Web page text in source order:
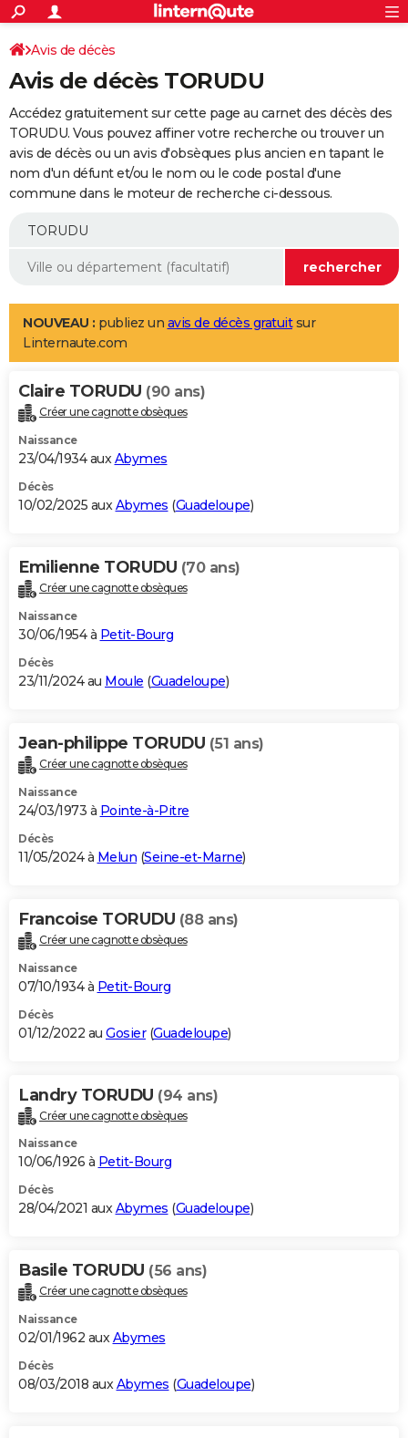
ACTUALITÉS
Politique
Société
Faits Divers
Education
Monde
Villes
+
SPORT
Coupe du monde 2026
Football
Tennis
Cyclisme
Rugby
Forum
Programme TV
TNT
Streaming
Cinéma
Sorties cinéma
Musique
+
FINANCE
Retraite
Epargne
Immobilier
Risques naturels par ville
Banque
Assurance
AUTO
Essais
Réserver un essai
Citadines
Berlines
SUV
Forum auto
+
Mobiles
Meilleur smartphone
Internet
Ordinateurs
Jeux vidéo
Guide high-tech
Aménagement intérieur
LIFESTYLE
Art de vivre
Bien-être
Loisirs
Mode
Modes de vie
Alimentation
Guide de la santé
Maladies
Médicaments
Sommeil
VOYAGE
Destinations
City break
Voyage nature
Voyage de noces
Forum
Climat
+PHOTO
GUIDES D'ACHAT
BONS PLANS
Carte de Noël
Carte Bonne année
Carte Saint-Valentin
Carte Pâques
Carte d'anniversaire
DICTIONNAIRE
Dictionnaire
Biographies
Citations
Expressions
Proverbes
PROGRAMME TV
S'inscrire
Se connecter
Lycées
Collèges
Primaires
Universités
Entreprises
Service militaire
Avis de recherche
AVIS DE DÉCÈS
Bricolage
Lifestyle
Culture
Sport
Auto
Television
Voyage
Cinema
Avis de décès
Avis de décès TORUDU
Accédez gratuitement sur cette page au carnet des décès des
TORUDU. Vous pouvez affiner votre recherche ou trouver un
avis de décès ou un avis d'obsèques plus ancien en tapant le
nom d'un défunt et/ou le nom ou le code postal d'une
commune dans le moteur de recherche ci-dessous.
NOUVEAU : publiez un avis de décès gratuitsur
Linternaute.com
Claire TORUDU (90 ans)
Créer une cagnotte obsèques
Naissance
23/04/1934 auxAbymes
Décès
10/02/2025 auxAbymes (Guadeloupe)
Emilienne TORUDU (70 ans)
Créer une cagnotte obsèques
Naissance
30/06/1954 à Petit-Bourg
Décès
23/11/2024 au Moule (Guadeloupe)
Jean-philippe TORUDU (51 ans)
Créer une cagnotte obsèques
Naissance
24/03/1973 à Pointe-à-Pitre
Décès
11/05/2024 à Melun (Seine-et-Marne)
Francoise TORUDU (88 ans)
Créer une cagnotte obsèques
Naissance
07/10/1934 à Petit-Bourg
Décès
01/12/2022 au Gosier(Guadeloupe)
Landry TORUDU (94 ans)
Créer une cagnotte obsèques
Naissance
10/06/1926 à Petit-Bourg
Décès
28/04/2021 auxAbymes (Guadeloupe)
Basile TORUDU (56 ans)
Créer une cagnotte obsèques
Naissance
02/01/1962 auxAbymes
Décès
08/03/2018 auxAbymes (Guadeloupe)